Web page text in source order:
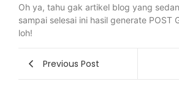
Oh ya, tahu gak artikel blog yang
sampai selesai ini hasil generate POST
loh!
Previous Post